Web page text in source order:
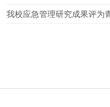
我校应急管理研究成果评为